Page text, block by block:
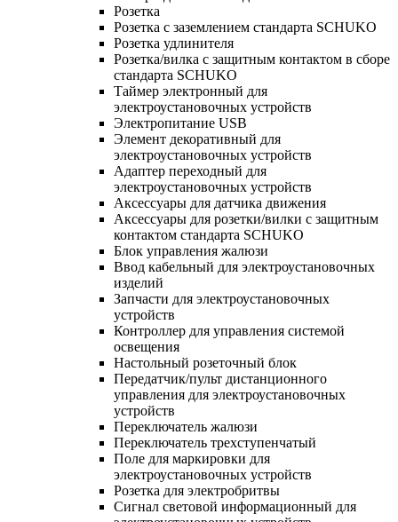
Розетка
Розетка с заземлением стандарта SCHUKO
Розетка удлинителя
Розетка/вилка с защитным контактом в сборе
стандарта SCHUKO
Таймер электронный для
электроустановочных устройств
Электропитание USB
Элемент декоративный для
электроустановочных устройств
Адаптер переходный для
электроустановочных устройств
Аксессуары для датчика движения
Аксессуары для розетки/вилки с защитным
контактом стандарта SCHUKO
Блок управления жалюзи
Ввод кабельный для электроустановочных
изделий
Запчасти для электроустановочных
устройств
Контроллер для управления системой
освещения
Настольный розеточный блок
Передатчик/пульт дистанционного
управления для электроустановочных
устройств
Переключатель жалюзи
Переключатель трехступенчатый
Поле для маркировки для
электроустановочных устройств
Розетка для электробритвы
Сигнал световой информационный для